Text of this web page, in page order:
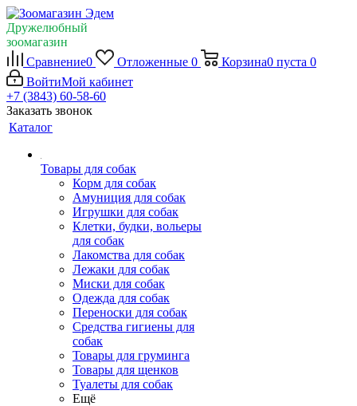
Дружелюбный
зоомагазин
Сравнение0 Отложенные 0 Корзина0 пуста 0
ВойтиМой кабинет
+7 (3843) 60-58-60
Заказать звонок
Каталог
Товары для собак
Корм для собак
Амуниция для собак
Игрушки для собак
Клетки, будки, вольеры
для собак
Лакомства для собак
Лежаки для собак
Миски для собак
Одежда для собак
Переноски для собак
Средства гигиены для
собак
Товары для груминга
Товары для щенков
Туалеты для собак
Ещё